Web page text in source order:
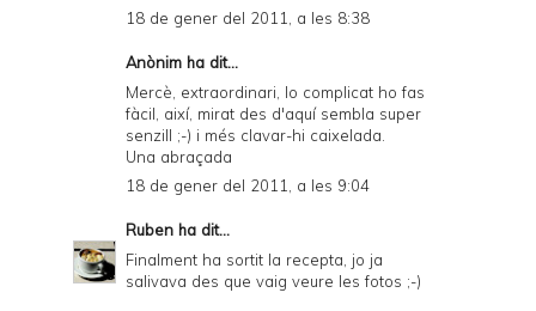
18 de gener del 2011, a les 8:38
Anònim ha dit...
Mercè, extraordinari, lo complicat ho fas
fàcil, així, mirat des d'aquí sembla super
senzill ;-) i més clavar-hi caixelada.
Una abraçada
18 de gener del 2011, a les 9:04
Ruben ha dit...
Finalment ha sortit la recepta, jo ja
salivava des que vaig veure les fotos ;-)